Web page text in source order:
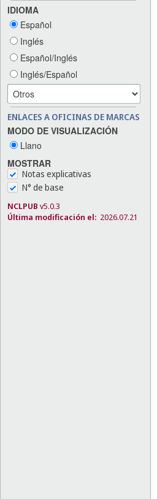
IDIOMA
Español
Inglés
Español/Inglés
Inglés/Español
ENLACES A OFICINAS DE MARCAS
MODO DE VISUALIZACIÓN
Llano
MOSTRAR
Notas explicativas
N° de base
NCLPUB v5.0.3
Última modificación el: 2026.07.21